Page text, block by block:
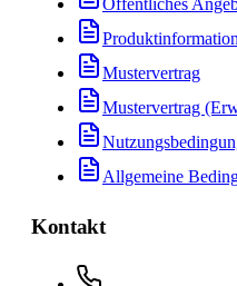
Produktinformation
Mustervertrag
Mustervertrag
Allgemeine
Kontakt